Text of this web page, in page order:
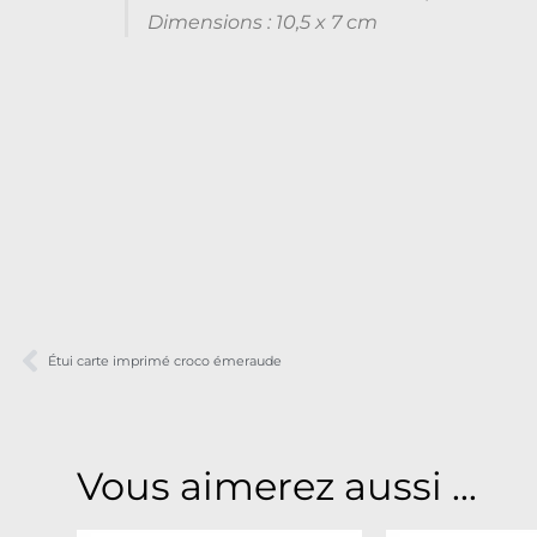
Dimensions : 10,5 x 7 cm
Étui carte imprimé croco émeraude
Vous aimerez aussi ...